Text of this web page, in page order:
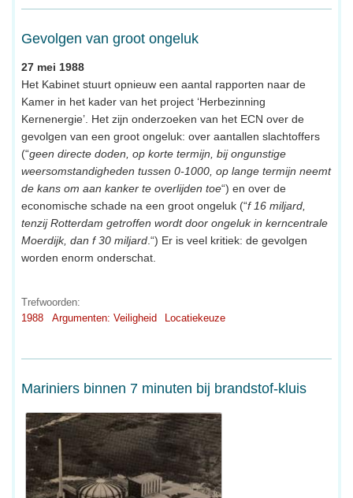
Gevolgen van groot ongeluk
27 mei 1988
Het Kabinet stuurt opnieuw een aantal rapporten naar de
Kamer in het kader van het project ‘Herbezinning
Kernenergie’. Het zijn onderzoeken van het ECN over de
gevolgen van een groot ongeluk: over aantallen slachtoffers
(“geen directe doden, op korte termijn, bij ongunstige
weersomstandigheden tussen 0-1000, op lange termijn neemt
de kans om aan kanker te overlijden toe“) en over de
economische schade na een groot ongeluk (“f 16 miljard,
tenzij Rotterdam getroffen wordt door ongeluk in kerncentrale
Moerdijk, dan f 30 miljard .“) Er is veel kritiek: de gevolgen
worden enorm onderschat.
Trefwoorden:
1988
Argumenten: Veiligheid Locatiekeuze
Mariniers binnen 7 minuten bij brandstof-kluis